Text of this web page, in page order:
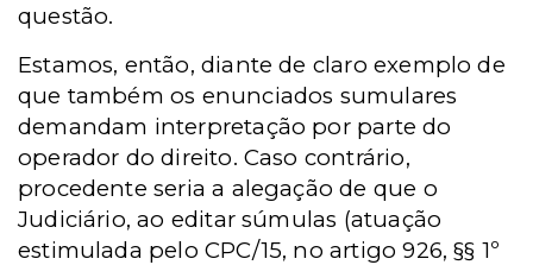
questão.
Estamos, então, diante de claro exemplo de
que também os enunciados sumulares
demandam interpretação por parte do
operador do direito. Caso contrário,
procedente seria a alegação de que o
Judiciário, ao editar súmulas (atuação
estimulada pelo CPC/15, no artigo 926, §§ 1º